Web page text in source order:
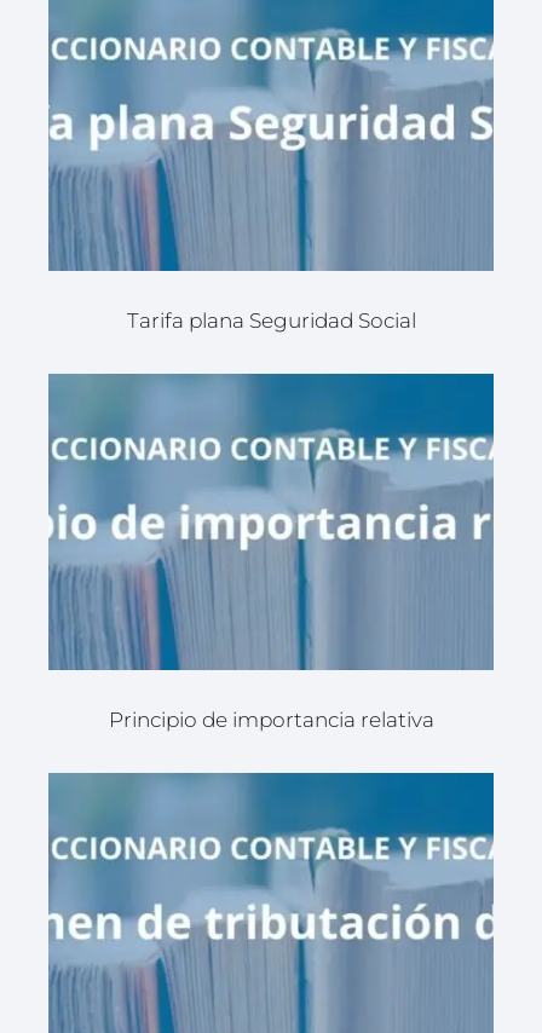
Tarifa plana Seguridad Social
Principio de importancia relativa